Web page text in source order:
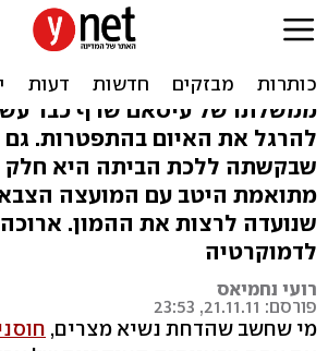
המצרים רוצים
ממשלתו של עיסאם שרף כבר
להרגל את האיום בהתפטרות. גם
שבקשתה ללכת הביתה היא
מתואמת היטב עם המועצה
שנועדה לרצות את ההמון.
לדמוקרטיה
רועי נחמיאס
פורסם: 21.11.11, 23:53
מי שחשב שהדחת נשיא מצרים,